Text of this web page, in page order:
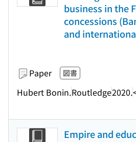
business in the
concessions
and
Paper 図書
Hubert Bonin.Routledge2020.
Empire and